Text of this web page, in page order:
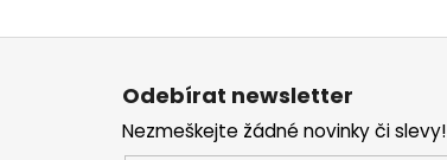
Odebírat newsletter
Nezmeškejte žádné novinky či slevy!